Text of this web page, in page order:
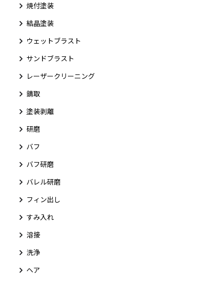
焼付塗装
結晶塗装
ウェットブラスト
サンドブラスト
レーザークリーニング
錆取
塗装剥離
研磨
バフ
バフ研磨
バレル研磨
フィン出し
すみ入れ
溶接
洗浄
ヘア